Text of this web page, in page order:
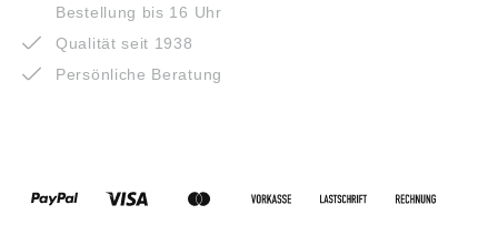
Bestellung bis 16 Uhr
Qualität seit 1938
Persönliche Beratung